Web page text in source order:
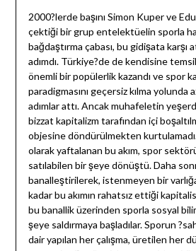
2000?lerde başını Simon Kuper ve
çektiği bir grup entelektüelin sporla
bağdaştırma çabası, bu gidişata karşı
adımdı. Türkiye?de de kendisine
önemli bir popülerlik kazandı ve spor
paradigmasını geçersiz kılma yolunda
adımlar attı. Ancak muhafeletin
bizzat kapitalizm tarafından içi
objesine döndürülmekten
olarak yaftalanan bu akım, spor
satılabilen bir şeye dönüştü. Daha
banalleştirilerek, istenmeyen bir
kadar bu akımın rahatsız ettiği
bu banallik üzerinden sporla sosyal
şeye saldırmaya başladılar. Sporun
dair yapılan her çalışma, üretilen her